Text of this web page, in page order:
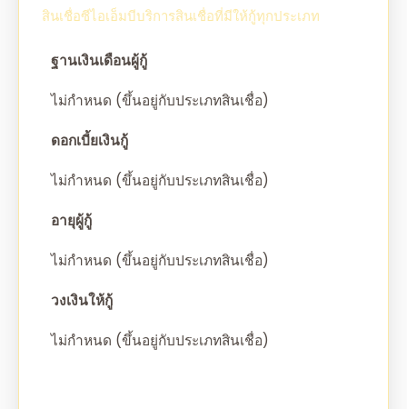
สินเชื่อซีไอเอ็มบีบริการสินเชื่อที่มีให้กู้ทุกประเภท
ฐานเงินเดือนผู้กู้
ไม่กำหนด (ขึ้นอยู่กับประเภทสินเชื่อ)
ดอกเบี้ยเงินกู้
ไม่กำหนด (ขึ้นอยู่กับประเภทสินเชื่อ)
อายุผู้กู้
ไม่กำหนด (ขึ้นอยู่กับประเภทสินเชื่อ)
วงเงินให้กู้
ไม่กำหนด (ขึ้นอยู่กับประเภทสินเชื่อ)